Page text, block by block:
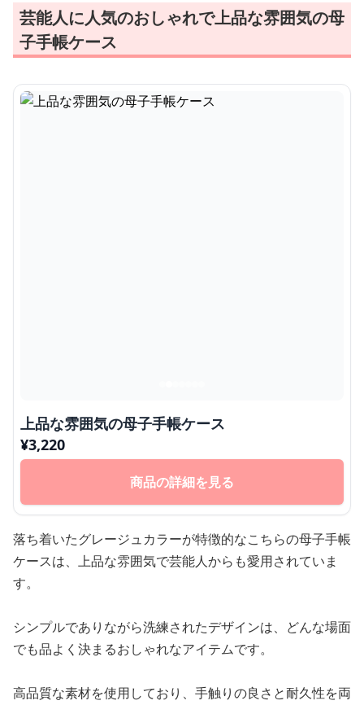
芸能人に人気のおしゃれで上品な雰囲気の母
子手帳ケース
上品な雰囲気の母子手帳ケース
¥3,220
商品の詳細を見る
落ち着いたグレージュカラーが特徴的なこちらの母子手帳
ケースは、上品な雰囲気で芸能人からも愛用されていま
す。
シンプルでありながら洗練されたデザインは、どんな場面
でも品よく決まるおしゃれなアイテムです。
高品質な素材を使用しており、手触りの良さと耐久性を両